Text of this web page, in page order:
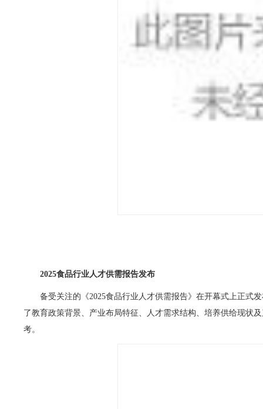
2025食品行业人才供需报告发布
备受关注的《2025食品行业人才供需报告》在开幕式上正式发
了教育政策背景、产业布局特征、人才需求结构、培养供给现状
考。